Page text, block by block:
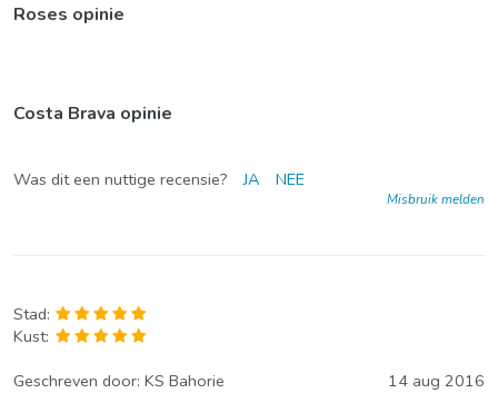
Roses opinie
Costa Brava opinie
Was dit een nuttige recensie? JA NEE
Misbruik melden
Stad:
Kust:
Geschreven door: KS Bahorie 14 aug 2016